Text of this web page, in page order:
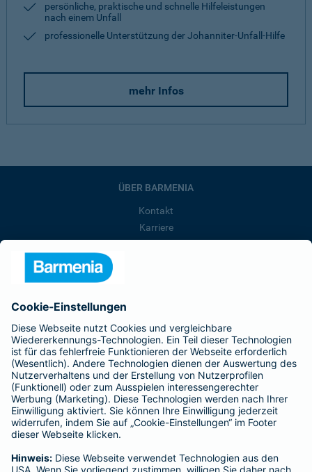
persönliche, praktische und schnelle Hilfeleistungen
nach einem Unfall
professionelle Unterstützung der Johanniter-Unfall-Hilfe
mehr Infos
ÜBER BARMENIA
Kontakt
Karriere
Barmenia ist Teil der BarmeniaGothaer
BELIEBTE SEITEN
Kranken-Zusatzversicherung
Tierversicherungen
Haftpflichtversicherung
Hausratversicherung
Adresse ändern